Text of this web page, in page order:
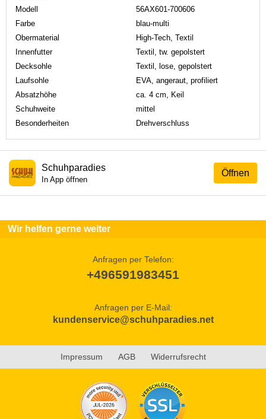
Modell
56AX601-700606
Farbe
blau-multi
Obermaterial
High-Tech, Textil
Innenfutter
Textil, tw. gepolstert
Decksohle
Textil, lose, gepolstert
Laufsohle
EVA, angeraut, profiliert
Absatzhöhe
ca. 4 cm, Keil
Schuhweite
mittel
Besonderheiten
Drehverschluss
Öffnen
Schuhparadies
In App öffnen
Wir helfen gerne weiter
Anfragen per Telefon:
+496591983451
Anfragen per E-Mail:
kundenservice@schuhparadies.net
Impressum AGB Widerrufsrecht